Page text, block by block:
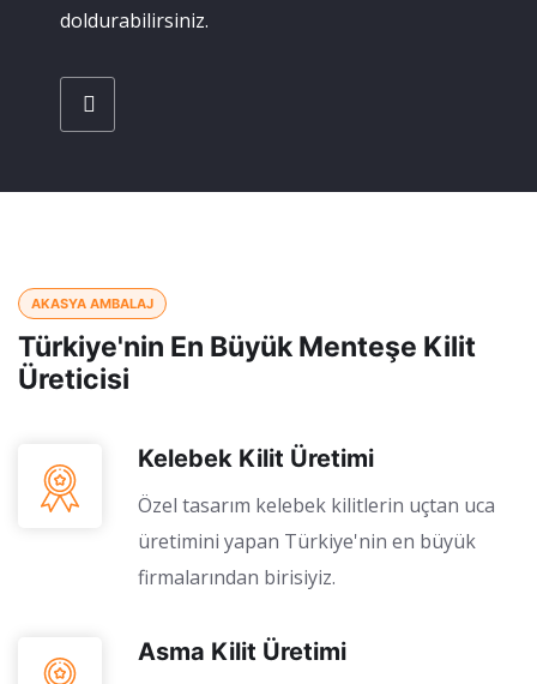
doldurabilirsiniz.
AKASYA AMBALAJ
Türkiye'nin En Büyük Menteşe Kilit
Üreticisi
Kelebek Kilit Üretimi
Özel tasarım kelebek kilitlerin uçtan uca
üretimini yapan Türkiye'nin en büyük
firmalarından birisiyiz.
Asma Kilit Üretimi